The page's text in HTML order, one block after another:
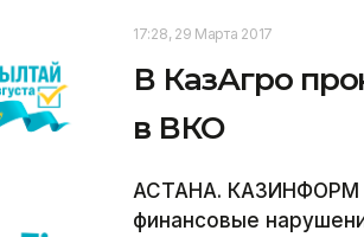
17:28, 29 Марта 2017
В КазАгро
в ВКО
АСТАНА. КАЗИНФОРМ -
финансовые